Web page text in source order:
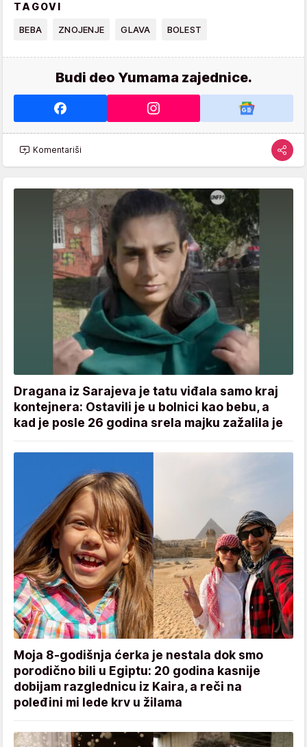
TAGOVI
BEBA ZNOJENJE GLAVA BOLEST
Budi deo Yumama zajednice.
Komentariši
Dragana iz Sarajeva je tatu viđala samo kraj
kontejnera: Ostavili je u bolnici kao bebu, a
kad je posle 26 godina srela majku zažalila je
Moja 8-godišnja ćerka je nestala dok smo
porodično bili u Egiptu: 20 godina kasnije
dobijam razglednicu iz Kaira, a reči na
poleđini mi lede krv u žilama